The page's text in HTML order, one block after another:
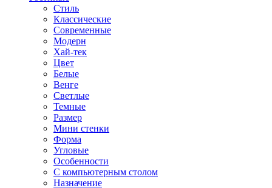
Стиль
Классические
Современные
Модерн
Хай-тек
Цвет
Белые
Венге
Светлые
Темные
Размер
Мини стенки
Форма
Угловые
Особенности
С компьютерным столом
Назначение